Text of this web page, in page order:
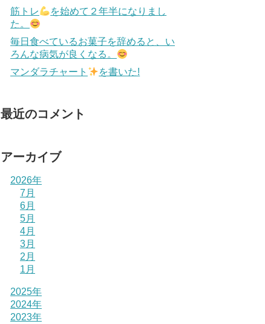
筋トレ
を始めて２年半になりまし
た。
毎日食べているお菓子を辞めると、い
ろんな病気が良くなる。
マンダラチャート
を書いた!
最近のコメント
アーカイブ
2026年
7月
6月
5月
4月
3月
2月
1月
2025年
2024年
2023年